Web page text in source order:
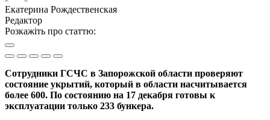
Екатерина Рождественская
Редактор
Розкажіть про статтю:
Сотрудники ГСЧС в Запорожской области проверяют
состояние укрытий, который в области насчитывается
более 600. По состоянию на 17 декабря готовы к
эксплуатации только 233 бункера.